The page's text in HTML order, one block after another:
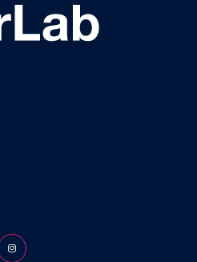
us on X (formerly Twitter)
Follow us on Instagram